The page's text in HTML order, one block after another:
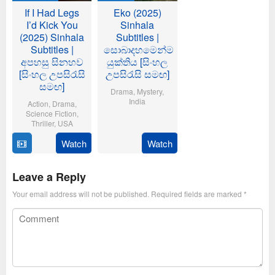
If I Had Legs
I’d Kick You
(2025) Sinhala
Subtitles |
අපහසු සිනහව
[සිංහල උපසිරැසි
සමඟ]
Action Drama
Science Fiction
Thriller, USA
10
Oct
Mary
Bronstein
Watch
Eko (2025)
Sinhala
Subtitles |
සොබාදහමෙන්ම
යුක්තිය [සිංහල
උපසිරැසි සමඟ]
Drama Mystery,
India
Nov
2025
Ayyathan
Watch
Leave a Reply
Your email address will not be published. Required fields are marked *